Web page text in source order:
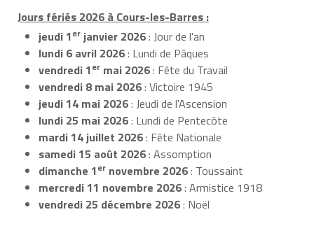
Jours fériés 2026 à Cours-les-Barres :
jeudi 1er janvier 2026: Jour de l'an
lundi 6 avril 2026: Lundi de Pâques
vendredi 1er mai 2026: Fête du Travail
vendredi 8 mai 2026: Victoire 1945
jeudi 14 mai 2026: Jeudi de l'Ascension
lundi 25 mai 2026: Lundi de Pentecôte
mardi 14 juillet 2026: Fête Nationale
samedi 15 août 2026: Assomption
dimanche 1er novembre 2026: Toussaint
mercredi 11 novembre 2026: Armistice 1918
vendredi 25 décembre 2026: Noël